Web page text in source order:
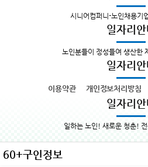
시니어컴퍼니-노인채용기
일자리안
노인분들이 정성들여 생산한
일자리안
이용약관 개인정보처리방침
일자리안
일하는 노인! 새로운 청춘!
60+구인정보